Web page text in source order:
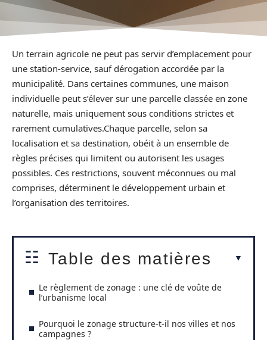
Un terrain agricole ne peut pas servir d’emplacement pour
une station-service, sauf dérogation accordée par la
municipalité. Dans certaines communes, une maison
individuelle peut s’élever sur une parcelle classée en zone
naturelle, mais uniquement sous conditions strictes et
rarement cumulatives.Chaque parcelle, selon sa
localisation et sa destination, obéit à un ensemble de
règles précises qui limitent ou autorisent les usages
possibles. Ces restrictions, souvent méconnues ou mal
comprises, déterminent le développement urbain et
l’organisation des territoires.
Table des matières
Le règlement de zonage : une clé de voûte de
l’urbanisme local
Pourquoi le zonage structure-t-il nos villes et nos
campagnes ?